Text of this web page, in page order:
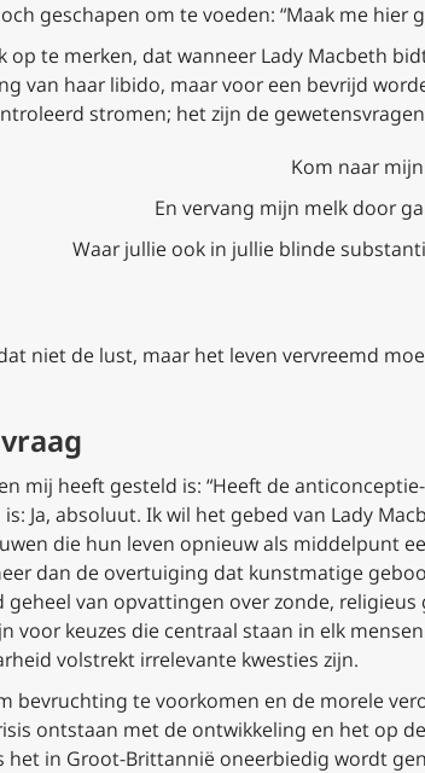
geschapen om te voeden: “Maak me hier
op te merken, dat wanneer Lady Macbeth
van haar libido, maar voor een bevrijd
stromen; het zijn de
Kom naar
En vervang mijn melk door
Waar jullie ook in jullie blinde
niet de lust, maar het leven vervreemd
mij heeft gesteld is: “Heeft de
Ja, absoluut. Ik wil het gebed van Lady
die hun leven opnieuw als middelpunt
dan de overtuiging dat kunstmatige
van opvattingen over zonde,
voor keuzes die centraal staan in elk
volstrekt irrelevante kwesties zijn.
bevruchting te voorkomen en de morele
ontstaan met de ontwikkeling en het op
het in Groot-Brittannië oneerbiedig wordt